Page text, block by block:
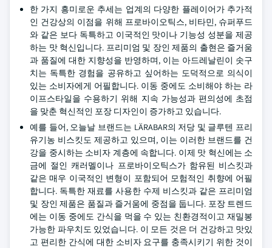
한 가지 흥미로운 추세는 업계의 다양한 플레이어가 추가적
인 건강상의 이점을 위해 프로바이오틱스, 비타민, 슈퍼푸드
와 같은 보다 독특하고 이국적인 맛이나 기능성 성분을 제공
하는 맛 혁신입니다. 프리미엄 및 장인 제품의 출현은 즐거움
과 품질에 대한 지향성을 반영하며, 이는 아드레날린이 솟구
치는 독특한 경험을 공유하고 싶어하는 도덕적으로 의식이
있는 소비자에게 어필합니다. 이동 중에도 소비해야 하는 라
이프스타일을 수용하기 위해 지속 가능성과 편의성에 초점
을 맞춘 혁신적인 포장 디자인이 증가하고 있습니다.
예를 들어, 오늘날 브랜드는 LÄRABAR의 저당 및 글루텐 프리
유기농 비스킷도 제공하고 있으며, 이는 이러한 브랜드를 건
강을 중시하는 소비자 계층에 속합니다. 이제 맛 혁신에는 소
금에 절인 캐러멜이나 프로바이오틱스가 함유된 비스킷과
같은 매우 이국적인 변형이 포함되어 모험적인 취향에 어필
합니다. 독특한 재료를 사용한 수제 비스킷과 같은 프리미엄
및 장인 제품은 품질과 즐거움에 중점을 둡니다. 포장 트렌드
에는 이동 중에도 간식을 먹을 수 있는 친환경적이고 재밀봉
가능한 파우치도 있었습니다. 이 모든 것은 더 건강하고 맛있
고 편리한 간식에 대한 소비자 요구를 충족시키기 위한 것이